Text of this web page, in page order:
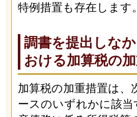
特例措置も存在します。
調書を提出しな
おける加算税の
加算税の加重措置は、
ースのいずれかに該当